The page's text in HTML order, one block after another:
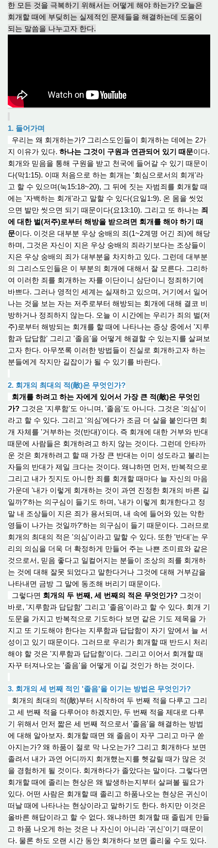
한 모든 것을 극복하기 위해서는 어떻게 해야 하는가? 오늘은
회개할 때에 부딪히는 실제적인 문제들을 해결하는데 도움이
되는 말씀을 나누고자 한다.
1. 들어가며
우리는 왜 회개하는가? 그리스도인들이 회개하는 데에는 2가
지 이유가 있다. 하나는 그것이 구원과 연관되어 있기 때문이다.
회개와 믿음을 통해 구원을 받고 천국에 들어갈 수 있기 때문이
다(막1:15). 이때 처음으로 하는 회개는 '회심으로서의 회개'라
고 할 수 있으며(눅15:18~20), 그 뒤에 짓는 자범죄를 회개할 때
에는 '자백하는 회개'라고 말할 수 있다(요일1:9). 온 몸을 씻었
으면 발만 씻으면 되기 때문이다(요13:10). 그리고 또 하나는 죄
에 대한 벌(저주)로부터 해방을 받으려면 회개를 해야 하기 때
문이다. 이것은 대부분 우상 숭배의 죄(1~2계명 어긴 죄)에 해당
하며, 그것은 자신이 지은 우상 숭배의 죄라기보다는 조상들이
지은 우상 숭배의 죄가 대부분을 차지하고 있다. 그런데 대부분
의 그리스도인들은 이 부분의 회개에 대해서 잘 모른다. 그리하
여 이러한 죄를 회개하는 자를 이단이니 삼단이니 정죄하기에
바쁘다. 그러나 영적인 세계는 실재하고 있으며, 거기에서 일어
나는 것을 보는 자는 저주로부터 해방되는 회개에 대해 결코 비
방하거나 정죄하지 않는다. 오늘 이 시간에는 우리가 죄의 벌(저
주)로부터 해방되는 회개를 할 때에 나타나는 증상 중에서 '지루
함과 답답함' 그리고 '졸음'을 어떻게 해결할 수 있는지를 살펴보
고자 한다. 아무쪼록 이러한 방법들이 진실로 회개하고자 하는
분들에게 작지만 길잡이가 될 수 있기를 바란다.
2. 회개의 최대의 적(敵)은 무엇인가?
회개를 하려고 하는 자에게 있어서 가장 큰 적(敵)은 무엇인
가? 그것은 '지루함'도 아니며, '졸음'도 아니다. 그것은 '의심'이
라고 할 수 있다. 그리고 '의심'에다가 조금 더 살을 붙인다면 회
개 자체를 '거부하는 것(반대)'이다. 즉 회개에 대한 거부와 반대
때문에 사람들은 회개하려고 하지 않는 것이다. 그런데 안타까
운 것은 회개하려고 할 때 가장 큰 반대는 이미 성도라고 불리는
자들의 반대가 제일 크다는 것이다. 왜냐하면 먼저, 반복적으로
그리고 내가 짓지도 아니한 죄를 회개할 때마다 늘 자신의 마음
가운데 '내가 이렇게 회개하는 것이 과연 진정한 회개의 바른 길
일까?'하는 의구심이 들기도 하며, '내가 이렇게 회개한다고 정
말 내 조상들이 지은 죄가 용서되며, 내 속에 들어와 있는 악한
영들이 나가는 것일까?'하는 의구심이 들기 때문이다. 그러므로
회개의 최대의 적은 '의심'이라고 말할 수 있다. 또한 '반대'는 우
리의 의심을 더욱 더 확정하게 만들어 주는 나쁜 조미료와 같은
것으로서, 믿음 좋다고 일컬어지는 분들이 조상의 죄를 회개하
는 것에 대해 잘못 되었다고 말한다거나 그것에 대해 거부감을
나타내면 금방 그 말에 동조해 버리기 때문이다.
그렇다면 회개의 두 번째, 세 번째의 적은 무엇인가? 그것이
바로, '지루함과 답답함' 그리고 '졸음'이라고 할 수 있다. 회개 기
도문을 가지고 반복적으로 기도하다 보면 같은 기 도 제목을 가
지고 또 기도해야 한다는 지루함과 답답함이 자기 앞에서 늘 서
성이고 있기 때문이다. 그러므로 우리가 회개할 때 반드시 처리
해야 할 것은 '지루함과 답답함'이다. 그리고 이어서 회개할 때
자꾸 터져나오는 '졸음'을 어떻게 이길 것인가 하는 것이다.
3. 회개의 세 번째 적인 '졸음'을 이기는 방법은 무엇인가?
회개의 최대의 적(敵)부터 시작하여 두 번째 적을 다루고 그리
고 세 번째 적을 다루어야 하겠지만, 두 번째 적을 제대로 다루
기 위해서 먼저 짧은 세 번째 적으로서 '졸음'을 해결하는 방법
에 대해 알아보자. 회개할 때면 왜 졸음이 자꾸 그리고 마구 쏟
아지는가? 왜 하품이 절로 막 나오는가? 그리고 회개하다 보면
졸려서 내가 과연 어디까지 회개했는지를 헷갈릴 때가 많은 것
을 경험하게 될 것이다. 회개하다가 졸았다는 말이다. 그렇다면
회개할 때에 졸리는 현상은 왜 발생하는지부터 살펴볼 필요가
있다. 어떤 사람은 회개할 때 졸리고 하품나오는 현상은 귀신이
떠날 때에 나타나는 현상이라고 말하기도 한다. 하지만 이것은
올바른 해답이라고 할 수 없다. 왜냐하면 회개할 때 졸립게 만들
고 하품 나오게 하는 것은 나 자신이 아니라 '귀신'이기 때문이
다. 물론 하도 오랜 시간 동안 회개하다 보면 졸리울 수도 있다.